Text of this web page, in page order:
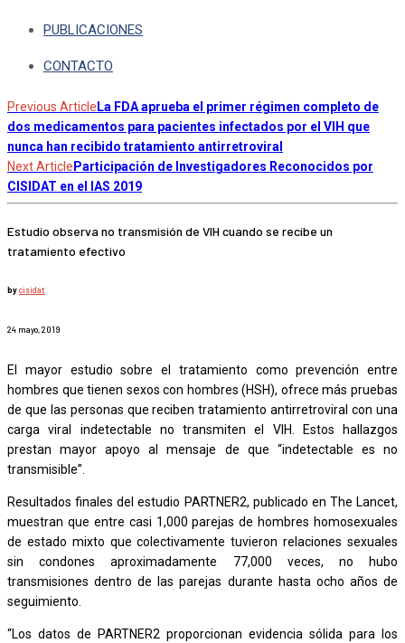
PUBLICACIONES
CONTACTO
Previous Article La FDA aprueba el primer régimen completo de
dos medicamentos para pacientes infectados por el VIH que
nunca han recibido tratamiento antirretroviral
Next Article Participación de Investigadores Reconocidos por
CISIDAT en el IAS 2019
Estudio observa no transmisión de VIH cuando se recibe un
tratamiento efectivo
bycisidat
24 mayo, 2019
El mayor estudio sobre el tratamiento como prevención entre
hombres que tienen sexos con hombres (HSH), ofrece más pruebas
de que las personas que reciben tratamiento antirretroviral con una
carga viral indetectable no transmiten el VIH. Estos hallazgos
prestan mayor apoyo al mensaje de que “indetectable es no
transmisible”.
Resultados finales del estudio PARTNER2, publicado en The Lancet,
muestran que entre casi 1,000 parejas de hombres homosexuales
de estado mixto que colectivamente tuvieron relaciones sexuales
sin condones aproximadamente 77,000 veces, no hubo
transmisiones dentro de las parejas durante hasta ocho años de
seguimiento.
“Los datos de PARTNER2 proporcionan evidencia sólida para los